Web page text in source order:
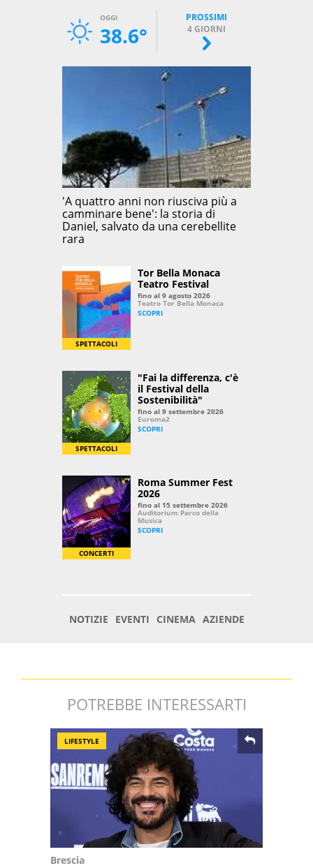
POTREBBE INTERESSARTI
LIFESTYLE
Brescia